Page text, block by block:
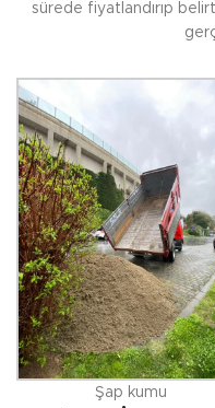
sürede fiyatlandırıp
Şap kumu